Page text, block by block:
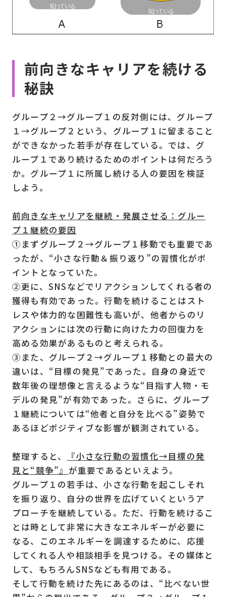
前向きなキャリアを続ける
秘訣
グループ２→グループ１の反対側には、グループ
１→グループ２という、グループ１に留まること
ができなかった若手が存在している。では、グ
ループ１であり続けるためのポイントは何だろう
か。グループ１に所属し続ける人の要因を検証
しよう。
前向きなキャリアを継続・発展させる：グルー
プ１継続の要因
①まずグループ２→グループ１移動でも重要であ
ったが、“小さな行動＆振り返り”の習慣化がポ
イントとなっていた。
②更に、SNSなどでリアクションしてくれる者の
獲得も有効であった。行動を続けることはスト
レスや体力的な困難性も高いが、他者からのリ
アクションには次の行動に向けた力の回復力を
高める効果があるものと考えられる。
③また、グループ２→グループ１移動との最大の
違いは、“目標の発見”であった。自身の身近で
数年後の理想像と言えるような“目指す人物・モ
デルの発見”が有効であった。さらに、グループ
１継続については“他者と自分を比べる”姿勢で
あるほどポジティブな影響が観測されている。
整理すると、
『小さな行動の習慣化→目標の発
見と“競争”』 が重要であるといえよう。
グループ１の若手は、小さな行動を起こしそれ
を振り返り、自分の世界を広げていくというア
プローチを継続している。ただ、行動を続けるこ
とは時として非常に大きなエネルギーが必要に
なる、このエネルギーを調達するために、応援
してくれる人や相談相手を見つける。その媒体と
して、もちろんSNSなども有用である。
そして行動を続けた先にあるのは、“比べない世